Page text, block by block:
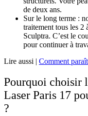
de deux ans.
Sur le long terme :
traitement tous les 2
Sculptra. C’est le
pour continuer à
Lire aussi | Comment
Pourquoi choisir
Laser Paris 17
?